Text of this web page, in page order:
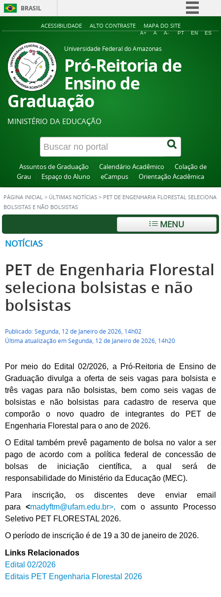
BRASIL
Simplifique!
Acesso à informação
ACESSIBILIDADE ALTO CONTRASTE MAPA DO SITE
A+ A A- PT EN ES
Universidade Federal do Amazonas
Pró-Reitoria de
Ensino de
Graduação
MINISTÉRIO DA EDUCAÇÃO
Assuntos de Graduação Calendário Acadêmico
Colação de
Grau
Espaço do Aluno eCampus Orientação Acadêmica
PÁGINA INICIAL > ÚLTIMAS NOTÍCIAS > PET DE ENGENHARIA FLORESTAL SELECIONA
BOLSISTAS E NÃO BOLSISTAS
MENU
NOTÍCIAS
PET de Engenharia Florestal
seleciona bolsistas e não
bolsistas
Publicado: Segunda, 12 de Janeiro de 2026, 14h02
Última atualização em Segunda, 12 de Janeiro de 2026, 14h20
Por meio do Edital 02/2026, a Pró-Reitoria de Ensino de
Graduação divulga a oferta de seis vagas para bolsista e
três vagas para não bolsistas, bem como seis vagas de
bolsistas e não bolsistas para cadastro de reserva que
comporão o novo quadro de integrantes do PET de
Engenharia Florestal para o ano de 2026.
O Edital também prevê pagamento de bolsa no valor a ser
pago de acordo com a política federal de concessão de
bolsas de iniciação científica, a qual será de
responsabilidade do Ministério da Educação (MEC).
Para inscrição, os discentes deve enviar email
para<madyftm@ufam.edu.br>, com o assunto Processo
Seletivo PET FLORESTAL 2026.
O período de inscrição é de 19 a 30 de janeiro de 2026.
Links Relacionados
Edital 02/2026
Editais PET Engenharia Florestal 2026